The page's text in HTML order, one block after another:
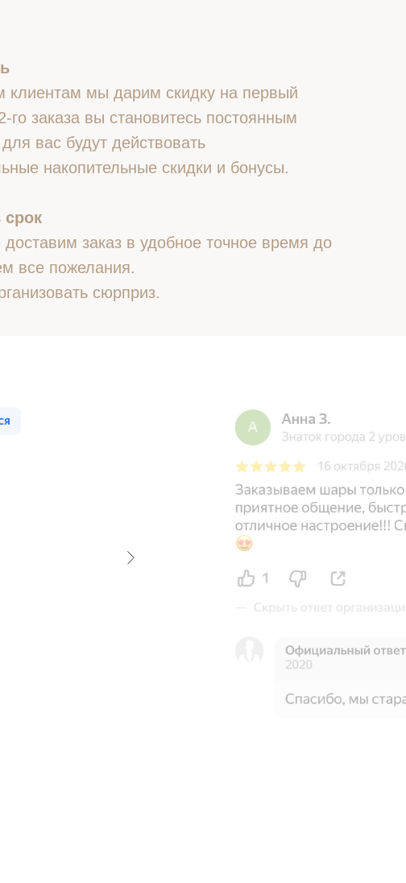
клиентам мы дарим скидку на первый
го заказа вы становитесь постоянным
вас будут действовать
накопительные скидки и бонусы.
срок
заказ в удобное точное время до
все пожелания.
сюрприз.